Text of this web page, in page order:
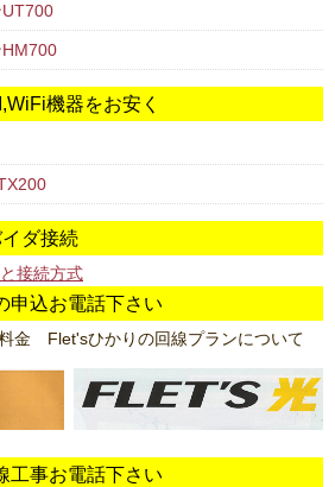
機器をお安く
ダ接続
接続方式
申込お電話下さい
金 Flet'sひかりの回線プランについて
工事お電話下さい